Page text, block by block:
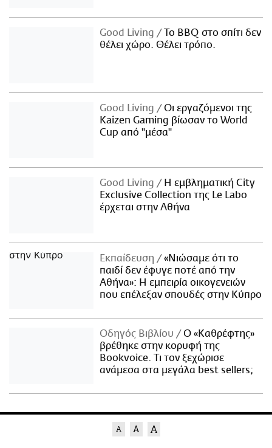
Good Living
Το BBQ στο σπίτι δεν
θέλει χώρο. Θέλει τρόπο.
Good Living
Οι εργαζόμενοι της
Kaizen Gaming βίωσαν το World
Cup από "μέσα"
Good Living
Η εμβληματική City
Exclusive Collection της Le Labo
έρχεται στην Αθήνα
Εκπαίδευση
«Νιώσαμε ότι το
παιδί δεν έφυγε ποτέ από την
Αθήνα»: Η εμπειρία οικογενειών
που επέλεξαν σπουδές στην Κύπρο
Οδηγός Βιβλίου
Ο «Καθρέφτης»
βρέθηκε στην κορυφή της
Bookvoice. Τι τον ξεχώρισε
ανάμεσα στα μεγάλα best sellers;